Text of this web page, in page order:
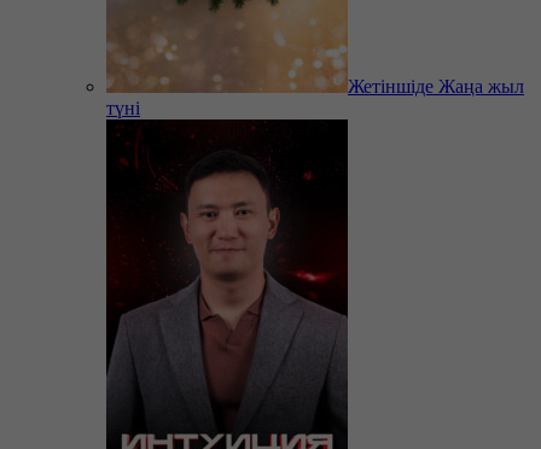
Жетіншіде Жаңа жыл
түні